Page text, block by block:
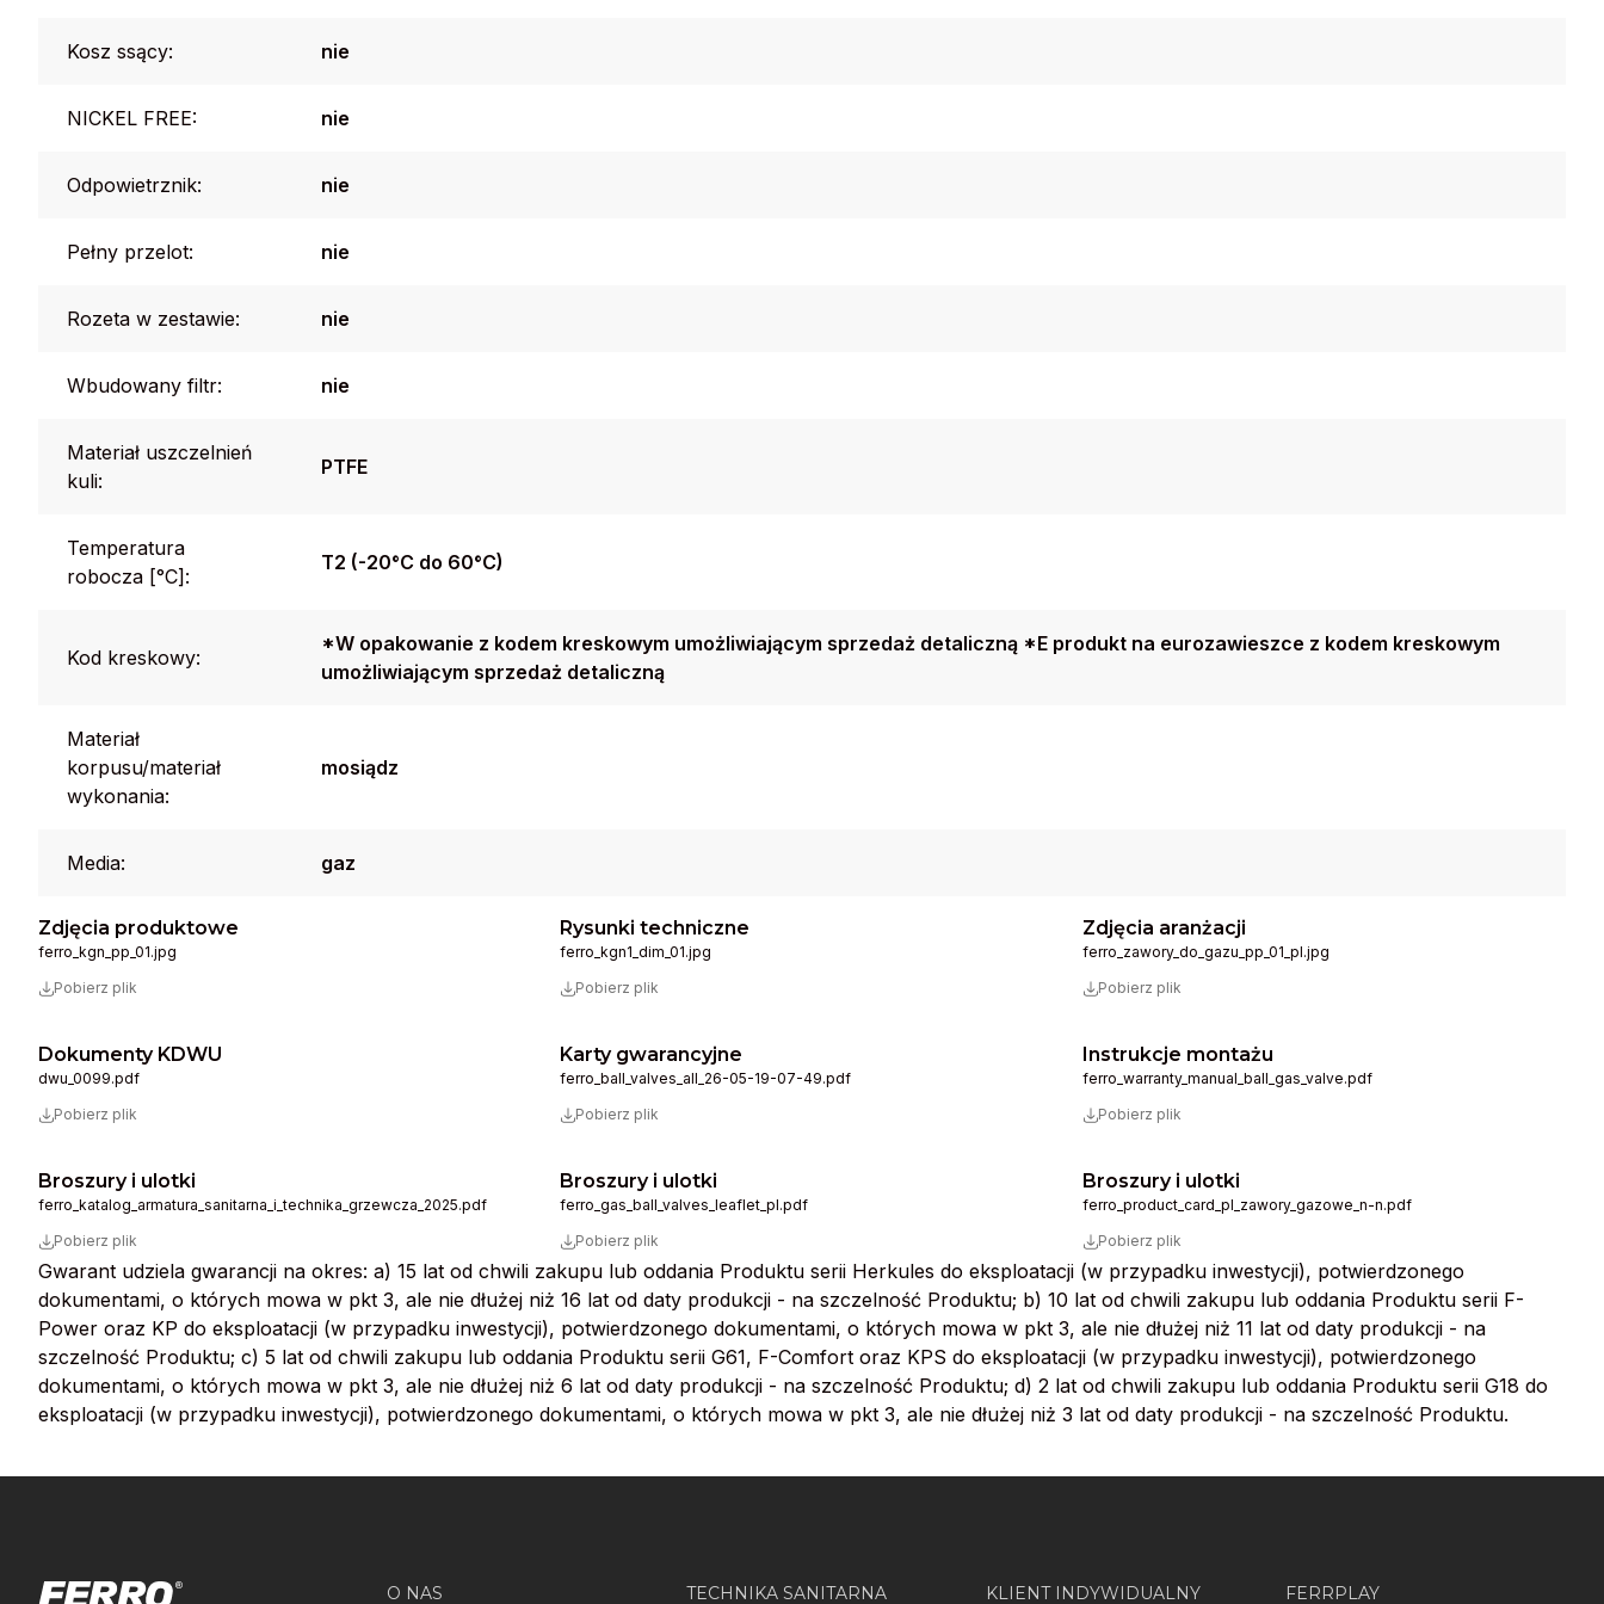
Kosz ssący: nie
NICKEL FREE: nie
Odpowietrznik: nie
Pełny przelot: nie
Rozeta w zestawie: nie
Wbudowany filtr: nie
Materiał uszczelnień
kuli:
PTFE
Temperatura
robocza [°C]:
T2 (-20°C do 60°C)
Kod kreskowy:
*W opakowanie z kodem kreskowym umożliwiającym sprzedaż detaliczną *E produkt na eurozawieszce z kodem kreskowym
umożliwiającym sprzedaż detaliczną
Materiał
korpusu/materiał
wykonania:
mosiądz
Media: gaz
Zdjęcia produktowe
ferro_kgn_pp_01.jpg
Pobierz plik
Rysunki techniczne
ferro_kgn1_dim_01.jpg
Pobierz plik
Zdjęcia aranżacji
ferro_zawory_do_gazu_pp_01_pl.jpg
Pobierz plik
Dokumenty KDWU
dwu_0099.pdf
Pobierz plik
Karty gwarancyjne
ferro_ball_valves_all_26-05-19-07-49.pdf
Pobierz plik
Instrukcje montażu
ferro_warranty_manual_ball_gas_valve.pdf
Pobierz plik
Broszury i ulotki
ferro_katalog_armatura_sanitarna_i_technika_grzewcza_2025.pdf
Pobierz plik
Broszury i ulotki
ferro_gas_ball_valves_leaflet_pl.pdf
Pobierz plik
Broszury i ulotki
ferro_product_card_pl_zawory_gazowe_n-n.pdf
Pobierz plik
Gwarant udziela gwarancji na okres: a) 15 lat od chwili zakupu lub oddania Produktu serii Herkules do eksploatacji (w przypadku inwestycji), potwierdzonego
dokumentami, o których mowa w pkt 3, ale nie dłużej niż 16 lat od daty produkcji - na szczelność Produktu; b) 10 lat od chwili zakupu lub oddania Produktu serii F-
Power oraz KP do eksploatacji (w przypadku inwestycji), potwierdzonego dokumentami, o których mowa w pkt 3, ale nie dłużej niż 11 lat od daty produkcji - na
szczelność Produktu; c) 5 lat od chwili zakupu lub oddania Produktu serii G61, F-Comfort oraz KPS do eksploatacji (w przypadku inwestycji), potwierdzonego
dokumentami, o których mowa w pkt 3, ale nie dłużej niż 6 lat od daty produkcji - na szczelność Produktu; d) 2 lat od chwili zakupu lub oddania Produktu serii G18 do
eksploatacji (w przypadku inwestycji), potwierdzonego dokumentami, o których mowa w pkt 3, ale nie dłużej niż 3 lat od daty produkcji - na szczelność Produktu.
O NAS TECHNIKA SANITARNA KLIENT INDYWIDUALNY FERRPLAY